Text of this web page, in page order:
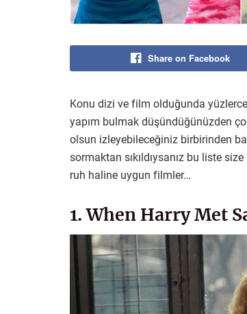
Share on Facebook
Konu dizi ve film olduğunda
yapım bulmak düşündüğünüzden
olsun izleyebileceğiniz birbirinden
sormaktan sıkıldıysanız bu liste
ruh haline uygun filmler…
1. When Harry Met